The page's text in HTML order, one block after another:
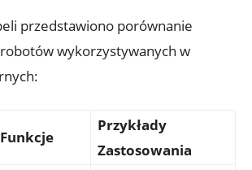
przedstawiono porównanie
wykorzystywanych w
Funkcje
Przykłady
Zastosowania